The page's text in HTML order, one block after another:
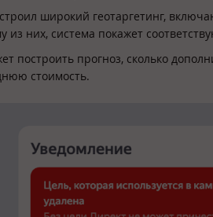
широкий геотаргетинг,
из них, система покажет
построить прогноз, сколько
стоимость.